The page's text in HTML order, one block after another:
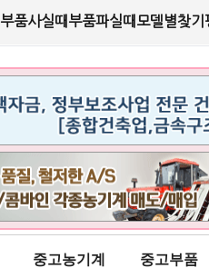
부품사실때 부품파실때 모델별찾기
중고농기계 중고부품